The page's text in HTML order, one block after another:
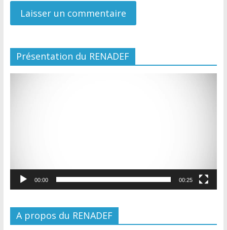
Présentation du RENADEF
00:00 00:25
A propos du RENADEF